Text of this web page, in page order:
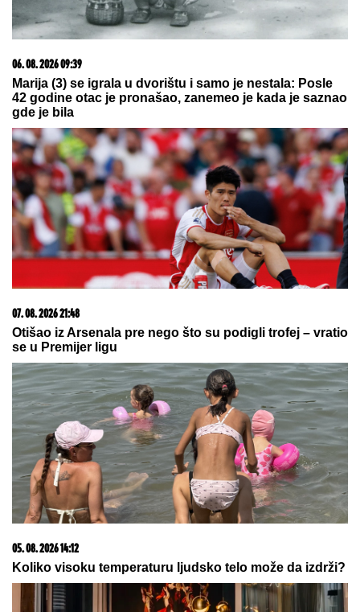
"DA TI UNIŠTIM I OVAJ BRAK, PA TE OTERAM U
DOM ZA MAJKE SA DECOM KOJE NEMAJU ZA
ŽIVOT" Ujeku pretnji ženi Slobe Radanovića, Ana
Nikolić se oglasila: "Ne govori ništa!"
ZA PAR SATI STIŽE NEVREME U
grmljavinu i udare jakog vetra
Sutra je SVETA PETKA TRNOVA,
praznik posvećen ženama:
Izgovorite ovu molitvu za SREĆU I
SPASENJE DUŠE
VRELI KADROVI NAKON POMIRENJA!Ajkule
OPKOLILE Anđelu i Gastoza usred okeana: Provod
pred ulazak u "Elitu 10" (FOTO, VIDEO)
RADOSAV PETROVIĆ OTVORIO
DUŠU:Ovo mu je Slaviša Jokanović
poručio, pa opsovao...
POSLE PRETNJI:Daleko je od
Beograda, pokazala i gde se tačno
nalazi i sa kim